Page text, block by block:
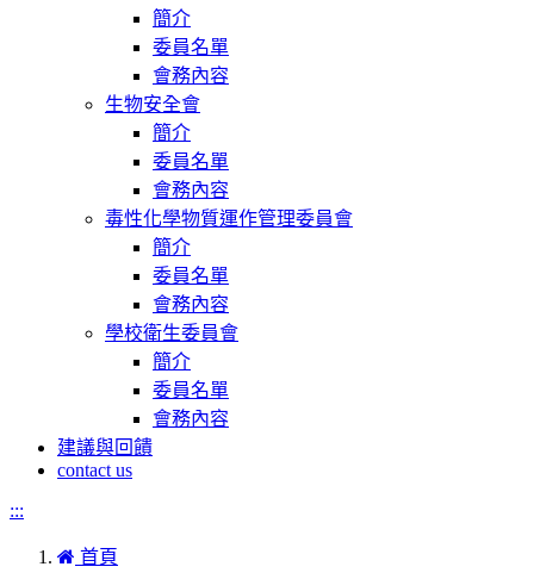
簡介
委員名單
會務內容
生物安全會
簡介
委員名單
會務內容
毒性化學物質運作管理委員會
簡介
委員名單
會務內容
學校衛生委員會
簡介
委員名單
會務內容
建議與回饋
contact us
:::
首頁